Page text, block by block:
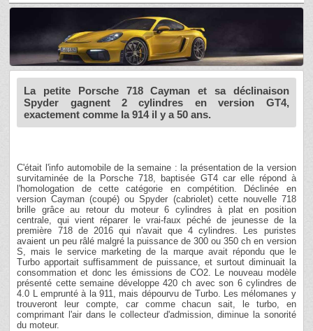
La petite Porsche 718 Cayman et sa déclinaison
Spyder gagnent 2 cylindres en version GT4,
exactement comme la 914 il y a 50 ans.
C'était l'info automobile de la semaine : la présentation de la version
survitaminée de la Porsche 718, baptisée GT4 car elle répond à
l'homologation de cette catégorie en compétition. Déclinée en
version Cayman (coupé) ou Spyder (cabriolet) cette nouvelle 718
brille grâce au retour du moteur 6 cylindres à plat en position
centrale, qui vient réparer le vrai-faux péché de jeunesse de la
première 718 de 2016 qui n'avait que 4 cylindres. Les puristes
avaient un peu râlé malgré la puissance de 300 ou 350 ch en version
S, mais le service marketing de la marque avait répondu que le
Turbo apportait suffisamment de puissance, et surtout diminuait la
consommation et donc les émissions de CO2. Le nouveau modèle
présenté cette semaine développe 420 ch avec son 6 cylindres de
4.0 L emprunté à la 911, mais dépourvu de Turbo. Les mélomanes y
trouveront leur compte, car comme chacun sait, le turbo, en
comprimant l'air dans le collecteur d'admission, diminue la sonorité
du moteur.